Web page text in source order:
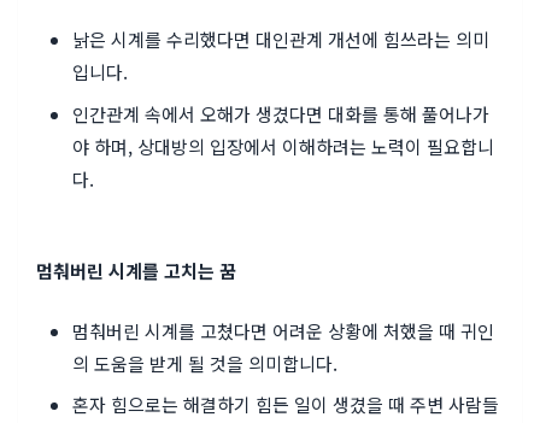
낡은 시계를 수리했다면 대인관계 개선에 힘쓰라는 의미
입니다.
인간관계 속에서 오해가 생겼다면 대화를 통해 풀어나가
야 하며, 상대방의 입장에서 이해하려는 노력이 필요합니
다.
멈춰버린 시계를 고치는 꿈
멈춰버린 시계를 고쳤다면 어려운 상황에 처했을 때 귀인
의 도움을 받게 될 것을 의미합니다.
혼자 힘으로는 해결하기 힘든 일이 생겼을 때 주변 사람들